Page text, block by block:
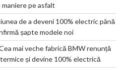
pe asfalt
de a deveni 100% electric până
șapte modele noi
mai veche fabrică BMW renunță
și devine 100% electrică